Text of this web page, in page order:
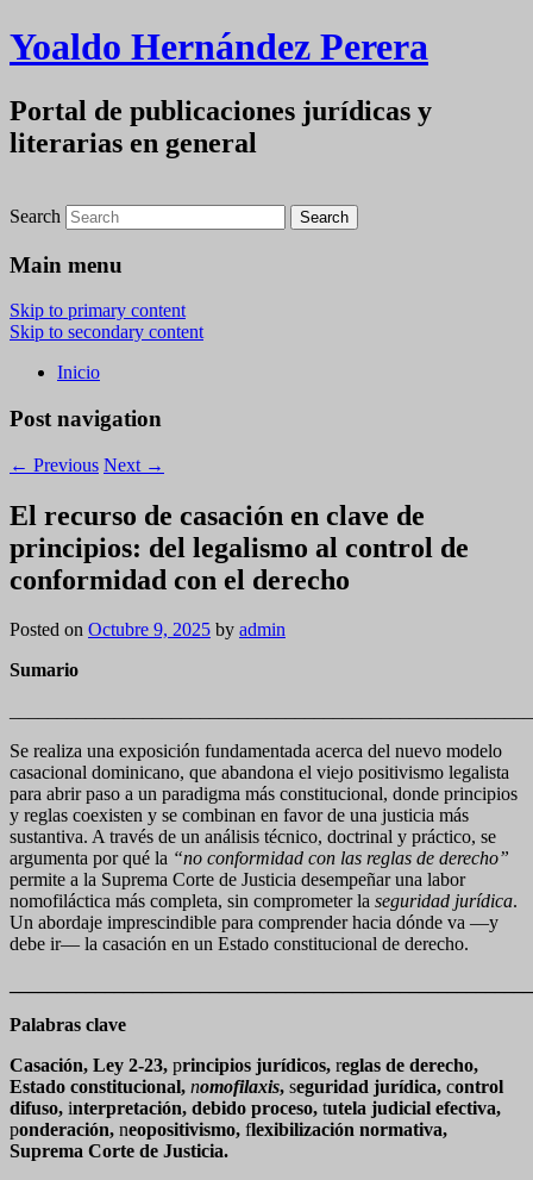
Yoaldo Hernández Perera
Portal de publicaciones jurídicas y
literarias en general
Search
Main menu
Skip to primary content
Skip to secondary content
Inicio
Post navigation
← Previous Next →
El recurso de casación en clave de
principios: del legalismo al control de
conformidad con el derecho
Posted on Octubre 9, 2025 by admin
Sumario
Se realiza una exposición fundamentada acerca del nuevo modelo
casacional dominicano, que abandona el viejo positivismo legalista
para abrir paso a un paradigma más constitucional, donde principios
y reglas coexisten y se combinan en favor de una justicia más
sustantiva. A través de un análisis técnico, doctrinal y práctico, se
argumenta por qué la “no conformidad con las reglas de derecho”
permite a la Suprema Corte de Justicia desempeñar una labor
nomofiláctica más completa, sin comprometer la seguridad jurídica.
Un abordaje imprescindible para comprender hacia dónde va —y
debe ir— la casación en un Estado constitucional de derecho.
Palabras clave
Casación, Ley 2-23, principios jurídicos, reglas de derecho,
Estado constitucional, nomofilaxis, seguridad jurídica, control
difuso, interpretación, debido proceso, tutela judicial efectiva,
ponderación, neopositivismo, flexibilización normativa,
Suprema Corte de Justicia.